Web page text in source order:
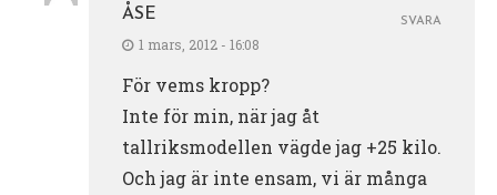
ÅSE
1 mars, 2012 - 16:08
För vems kropp?
Inte för min, när jag åt
tallriksmodellen vägde jag +25 kilo.
Och jag är inte ensam, vi är många
SVARA